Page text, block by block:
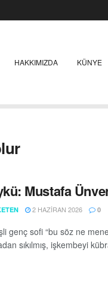
HAKKIMIZDA KÜNYE
Mustafa
2 HAZIRAN 2026 0
genç sofi “bu söz ne
sıkılmış, işkembeyi